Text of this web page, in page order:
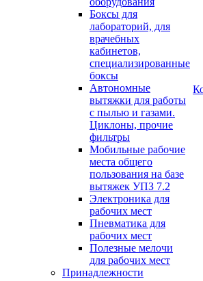
Боксы для
лабораторий, для
врачебных
кабинетов,
специализированные
боксы
Автономные
вытяжки для работы
с пылью и газами.
Циклоны, прочие
фильтры
Мобильные рабочие
места общего
пользования на базе
вытяжек УПЗ 7.2
Электроника для
рабочих мест
Пневматика для
рабочих мест
Полезные мелочи
для рабочих мест
Принадлежности